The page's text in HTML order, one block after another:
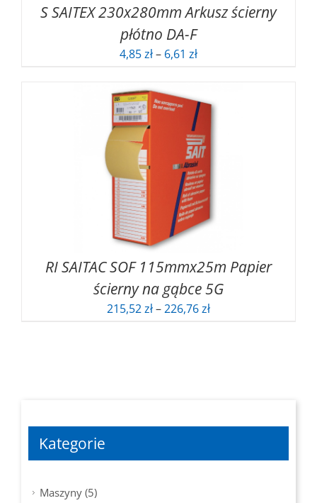
S SAITEX 230x280mm Arkusz ścierny
płótno DA-F
4,85zł– 6,61 złZakres
4,85 zł
do
6,61 zł
RI SAITAC SOF 115mmx25m Papier
ścierny na gąbce 5G
215,52zł–226,76złZakres
Kategorie
Maszyny (5)